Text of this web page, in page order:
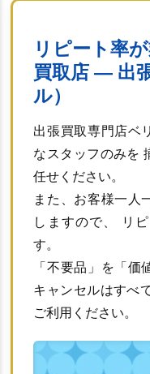
リピート率
買取店 ― 出
ル）
出張買取専門店ベ
なスタッフのみを
任せください。
また、お客様一人
しますので、 リ
す。
「不要品」を「価
キャンセルはすべ
ご利用ください。